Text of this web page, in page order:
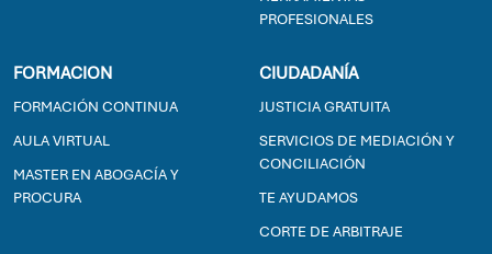
PROFESIONALES
FORMACION
FORMACIÓN CONTINUA
AULA VIRTUAL
MASTER EN ABOGACÍA Y
PROCURA
CIUDADANÍA
JUSTICIA GRATUITA
SERVICIOS DE MEDIACIÓN Y
CONCILIACIÓN
TE AYUDAMOS
CORTE DE ARBITRAJE